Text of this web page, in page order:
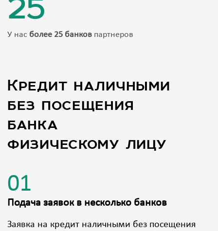
25
У нас более 25 банков партнеров
Кредит наличными
без посещения
банка
физическому лицу
01
Подача заявок в несколько банков
Заявка на кредит наличными без посещения